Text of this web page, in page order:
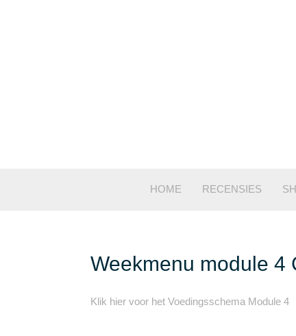
HOME RECENSIES
Weekmenu module 4
Klik hier voor het Voedingsschema Module 4